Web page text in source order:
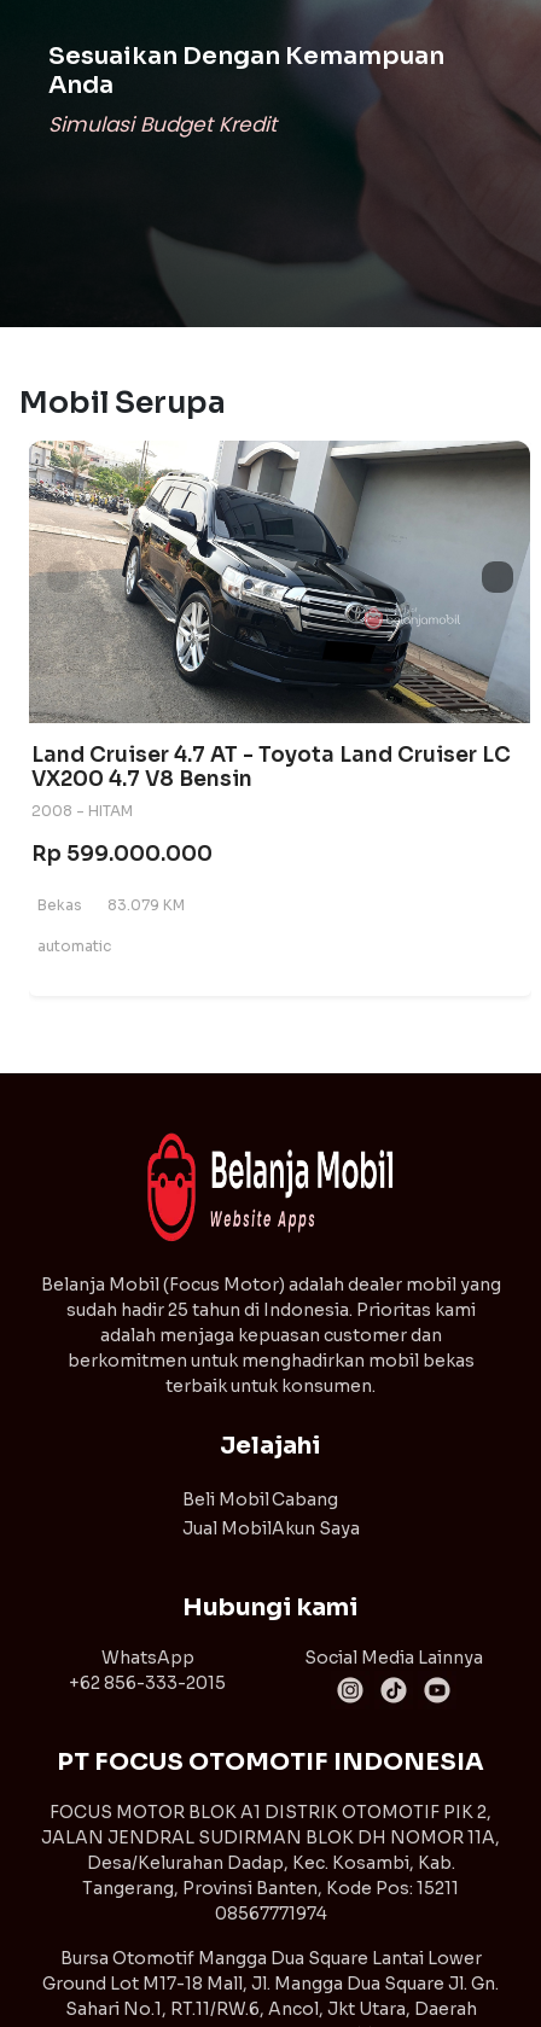
Sesuaikan Dengan Kemampuan
Anda
Simulasi Budget Kredit
Mobil Serupa
Land Cruiser 4.7 AT - Toyota Land Cruiser LC
VX200 4.7 V8 Bensin
2008 - HITAM
Rp 599.000.000
Bekas 83.079 KM
automatic
⁠Belanja Mobil (Focus Motor) adalah dealer mobil yang
sudah hadir 25 tahun di Indonesia. Prioritas kami
adalah menjaga kepuasan customer dan
berkomitmen untuk menghadirkan mobil bekas
terbaik untuk konsumen.
Jelajahi
Beli Mobil
Jual Mobil
Cabang
Akun Saya
Hubungi kami
WhatsApp
+62 856-333-2015
Social Media Lainnya
PT FOCUS OTOMOTIF INDONESIA
FOCUS MOTOR BLOK A1 DISTRIK OTOMOTIF PIK 2,
JALAN JENDRAL SUDIRMAN BLOK DH NOMOR 11A,
Desa/Kelurahan Dadap, Kec. Kosambi, Kab.
Tangerang, Provinsi Banten, Kode Pos: 15211
08567771974
Bursa Otomotif Mangga Dua Square Lantai Lower
Ground Lot M17-18 Mall, Jl. Mangga Dua Square Jl. Gn.
Sahari No.1, RT.11/RW.6, Ancol, Jkt Utara, Daerah